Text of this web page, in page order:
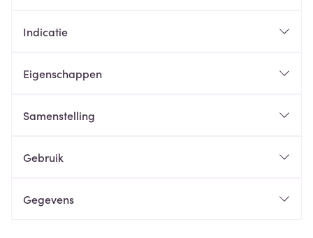
Indicatie
Eigenschappen
Samenstelling
Gebruik
Gegevens